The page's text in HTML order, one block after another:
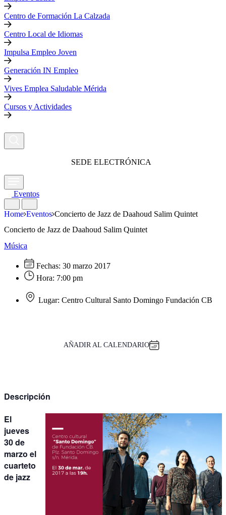
Centro de Formación La Calzada
Centro Local de Idiomas
Impulsa Empleo Joven
Generación IN Empleo
Vives Emplea Saludable Mérida
Cursos y Actividades
SEDE ELECTRÓNICA
Eventos
Home Eventos Concierto de Jazz de Daahoud Salim Quintet
Concierto de Jazz de Daahoud Salim Quintet
Música
Fechas: 30 marzo 2017
Hora: 7:00 pm
Lugar: Centro Cultural Santo Domingo Fundación CB
AÑADIR AL CALENDARIO
Descripción
El
jueves
30 de
marzo el
cuarteto
de jazz